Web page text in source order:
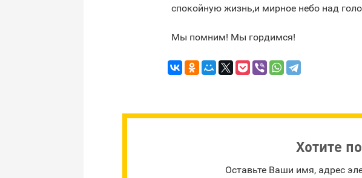
спокойную жизнь,и мирное небо над
Мы помним! Мы гордимся!
Хотите
Оставьте Ваши имя, адрес